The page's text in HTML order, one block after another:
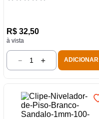
R$ 32,50
à vista
＋
－ ADICIONAR